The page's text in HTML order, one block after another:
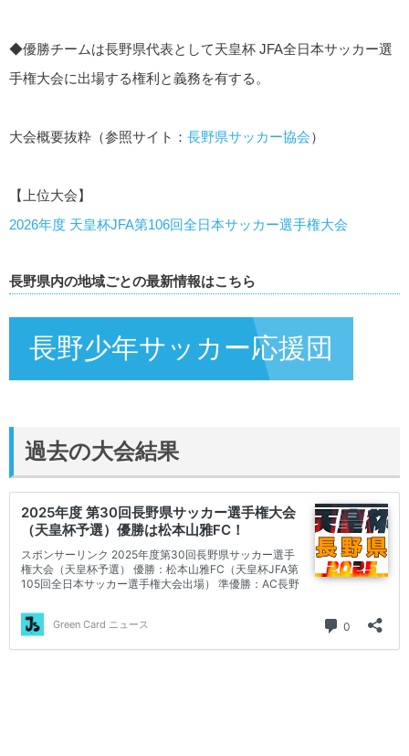
◆優勝チームは長野県代表として天皇杯 JFA全日本サッカー選
手権大会に出場する権利と義務を有する。
大会概要抜粋（参照サイト： 長野県サッカー協会）
【上位大会】
2026年度 天皇杯JFA第106回全日本サッカー選手権大会
長野県内の地域ごとの最新情報はこちら
長野少年サッカー応援団
過去の大会結果